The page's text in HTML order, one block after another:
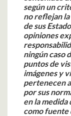
según un
no reflejan
de sus
opiniones
ningún caso
puntos de
imágenes y
pertenecen
por sus
en la medida
como fuente